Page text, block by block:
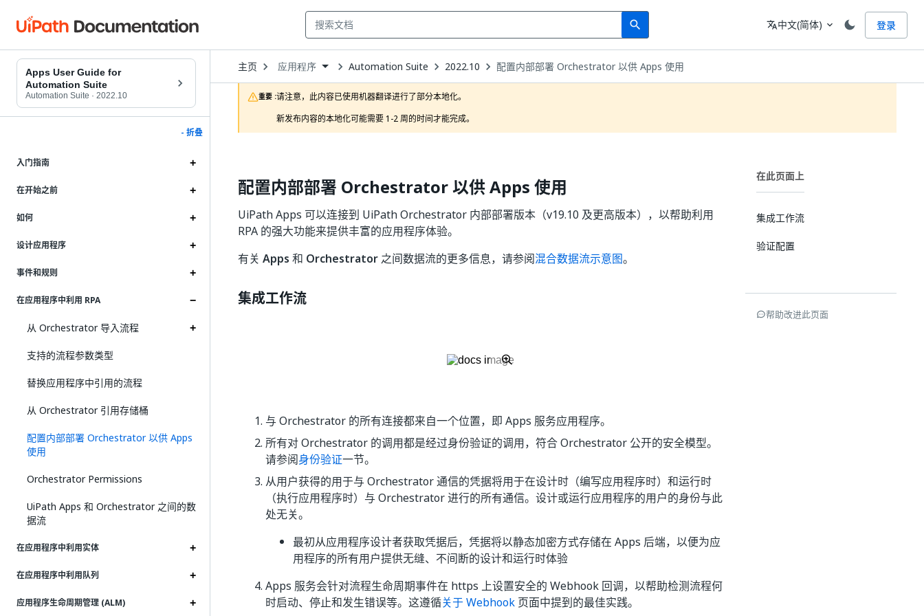
search
Search 语言
translate中文(简体) expand_more 登录
Apps User Guide for
Automation Suite
Automation Suite · 2022.10
- 折叠
入门指南
在开始之前
如何
设计应用程序
事件和规则
在应用程序中利用 RPA
从 Orchestrator 导入流程
支持的流程参数类型
替换应用程序中引用的流程
从 Orchestrator 引用存储桶
配置内部部署 Orchestrator 以供 Apps
使用
Orchestrator Permissions
UiPath Apps 和 Orchestrator 之间的数
据流
在应用程序中利用实体
在应用程序中利用队列
应用程序生命周期管理 (ALM)
主页 Open
Dropdown
to
choose
product
应用程序 Automation Suite 2022.10 配置内部部署 Orchestrator 以供 Apps 使用
重要 :请注意，此内容已使用机器翻译进行了部分本地化。
新发布内容的本地化可能需要 1-2 周的时间才能完成。
配置内部部署 Orchestrator 以供 Apps 使用
UiPath Apps 可以连接到 UiPath Orchestrator 内部部署版本（v19.10 及更高版本），以帮助利用
RPA 的强大功能来提供丰富的应用程序体验。
有关 Apps 和 Orchestrator之间数据流的更多信息，请参阅混合数据流示意图。
集成工作流
与 Orchestrator 的所有连接都来自一个位置，即 Apps 服务应用程序。
所有对 Orchestrator 的调用都是经过身份验证的调用，符合 Orchestrator 公开的安全模型。
请参阅身份验证一节。
从用户获得的用于与 Orchestrator 通信的凭据将用于在设计时（编写应用程序时）和运行时
（执行应用程序时）与 Orchestrator 进行的所有通信。设计或运行应用程序的用户的身份与此
处无关。
最初从应用程序设计者获取凭据后，凭据将以静态加密方式存储在 Apps 后端，以便为应
用程序的所有用户提供无缝、不间断的设计和运行时体验
Apps 服务会针对流程生命周期事件在 https 上设置安全的 Webhook 回调，以帮助检测流程何
时启动、停止和发生错误等。这遵循关于 Webhook 页面中提到的最佳实践。
在此页面上
集成工作流
验证配置
帮助改进此页面